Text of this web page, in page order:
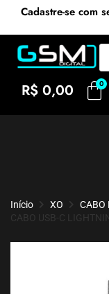
Cadastre-se com
R$ 0,00
Início XO
CABO
CABO USB-C